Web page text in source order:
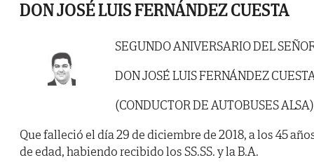
DON JOSÉ LUIS FERNÁNDEZ CUESTA
SEGUNDO ANIVERSARIO DEL
DON JOSÉ LUIS FERNÁNDEZ
(CONDUCTOR DE AUTOBUSES ALSA)
Que falleció el día 29 de diciembre de 2018, a los 45
de edad, habiendo recibido los SS.SS. y la B.A.